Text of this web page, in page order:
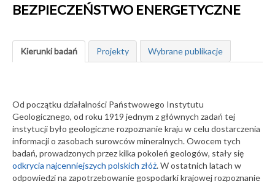
BEZPIECZEŃSTWO ENERGETYCZNE
Kierunki badań Projekty Wybrane publikacje
Od początku działalności Państwowego Instytutu
Geologicznego, od roku 1919 jednym z głównych zadań tej
instytucji było geologiczne rozpoznanie kraju w celu dostarczenia
informacji o zasobach surowców mineralnych. Owocem tych
badań, prowadzonych przez kilka pokoleń geologów, stały się
odkrycia najcenniejszych polskich złóż. W ostatnich latach w
odpowiedzi na zapotrzebowanie gospodarki krajowej rozpoznanie